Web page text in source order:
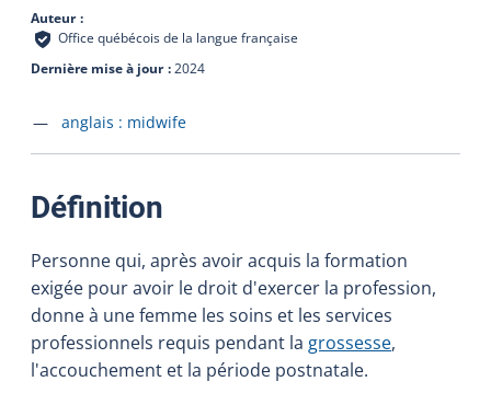
Auteur
Office québécois de la langue française
Dernière mise à jour 2024
Accéder à la fiche en
anglais : midwife
Définition
Personne qui, après avoir acquis la formation
exigée pour avoir le droit d'exercer la profession,
donne à une femme les soins et les services
professionnels requis pendant la grossesse,
l'accouchement et la période postnatale.